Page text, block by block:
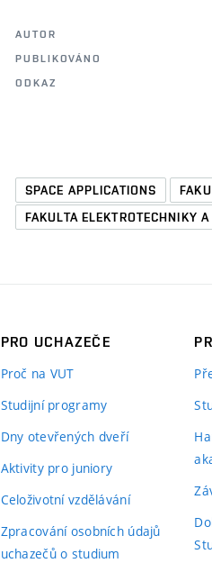
AUTOR
PUBLIKOVÁNO
ODKAZ
SPACE APPLICATIONS
FAKULTA ELEKTROTECHNIKY
PRO UCHAZEČE
Proč na VUT
Studijní programy
Dny otevřených dveří
Aktivity pro juniory
Celoživotní vzdělávání
Zpracování osobních údajů
uchazečů o studium